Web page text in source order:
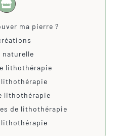
ma pierre ?
naturelle
lithothérapie
lithothérapie
lithothérapie
de lithothérapie
lithothérapie